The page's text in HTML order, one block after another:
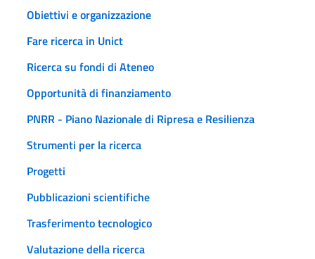
Obiettivi e organizzazione
Fare ricerca in Unict
Ricerca su fondi di Ateneo
Opportunità di finanziamento
PNRR - Piano Nazionale di Ripresa e Resilienza
Strumenti per la ricerca
Progetti
Pubblicazioni scientifiche
Trasferimento tecnologico
Valutazione della ricerca